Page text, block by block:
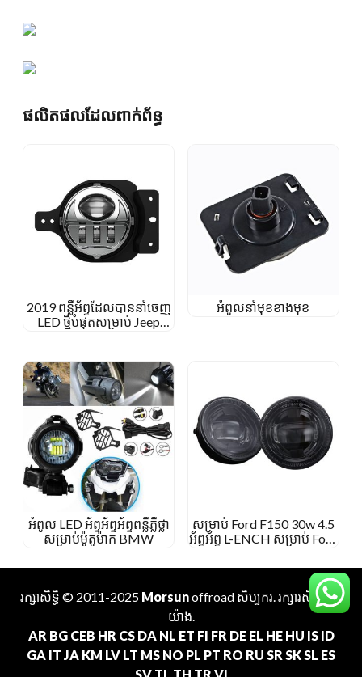
ផលិតផលដែលពាក់ព័ន្ធ
2019 ពន្លឺអ័ព្ទដែលបាននាំចេញ
LED ថ្មីបំផុតសម្រាប់ Jeep
អំពូលនាំមុខខាងមុខ
អំពូល LED អ័ព្ទអ័ព្ទអ័ព្ទពន្លឺភ្លឺថ្លា
សម្រាប់ម៉ូតូម៉ាក BMW
សម្រាប់ Ford F150 30w 4.5
អ័ព្ទអ័ព្ទ L-ENCH សម្រាប់ Ford
បេសកកម្ផ 2007-2015
រក្សាសិទ្ធិ © 2011-2025 Morsunoffroad សិប្បករ. រក្សារសិទ្ធគ្រប់
យ៉ាង.
AR BG CEB HR CS DA NL ET FI FR DE EL HE HU IS ID
GA IT JA KM LV LT MS NO PL PT RO RU SR SKSL ES